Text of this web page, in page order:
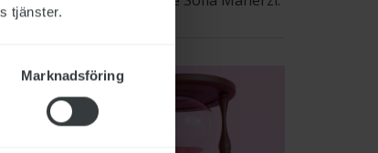
tjänster.
Marknadsföring